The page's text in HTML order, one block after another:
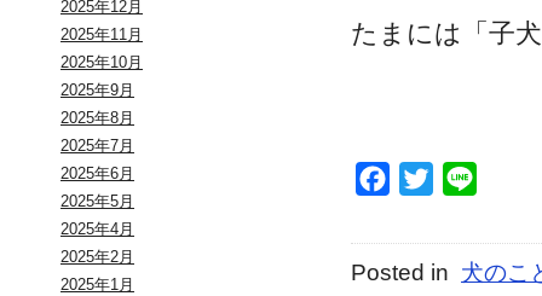
2025年12月
2025年11月
2025年10月
2025年9月
2025年8月
2025年7月
2025年6月
2025年5月
2025年4月
2025年2月
2025年1月
たまには「子
Facebook
Twitter
Posted in 犬のこ